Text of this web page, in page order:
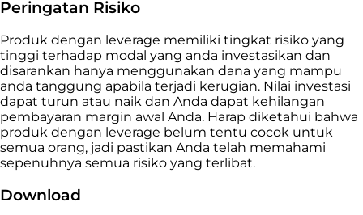
Peringatan Risiko
Produk dengan leverage memiliki tingkat risiko yang
tinggi terhadap modal yang anda investasikan dan
disarankan hanya menggunakan dana yang mampu
anda tanggung apabila terjadi kerugian. Nilai investasi
dapat turun atau naik dan Anda dapat kehilangan
pembayaran margin awal Anda. Harap diketahui bahwa
produk dengan leverage belum tentu cocok untuk
semua orang, jadi pastikan Anda telah memahami
sepenuhnya semua risiko yang terlibat.
Download